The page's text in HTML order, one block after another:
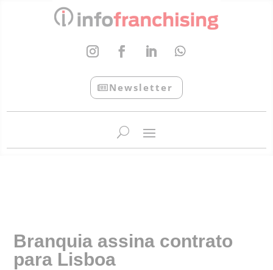
Newsletter
Branquia assina contrato
para Lisboa